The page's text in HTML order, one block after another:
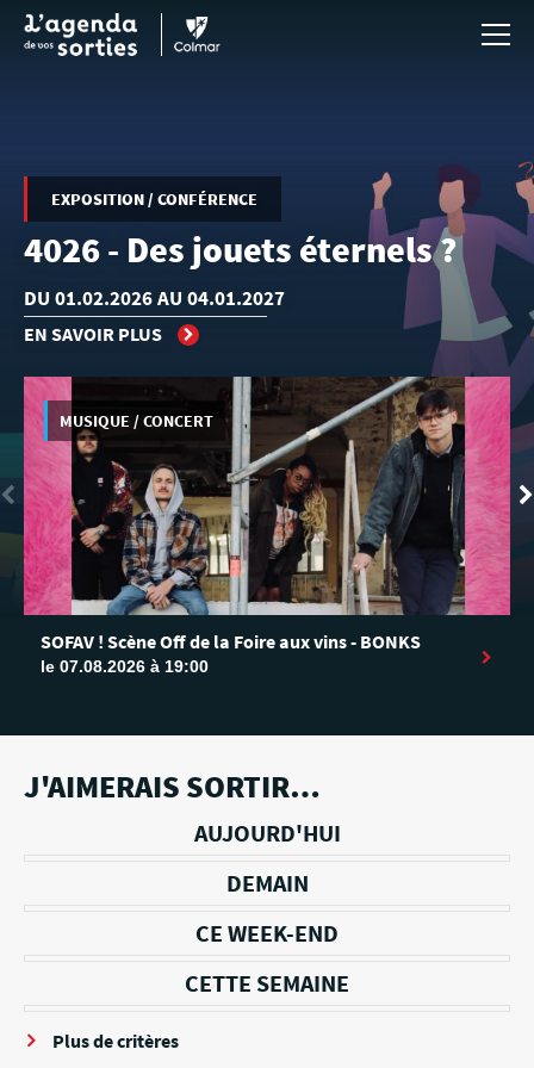
Aller au contenu principal
EXPOSITION / CONFÉRENCE
4026 - Des jouets éternels ?
DU 01.02.2026 AU 04.01.2027
EN SAVOIR PLUS
MUSIQUE / CONCERT
SOFAV ! Scène Off de la Foire aux vins - BONKS
le 07.08.2026 à 19:00
J'AIMERAIS SORTIR…
AUJOURD'HUI
DEMAIN
CE WEEK-END
CETTE SEMAINE
Plus de critères